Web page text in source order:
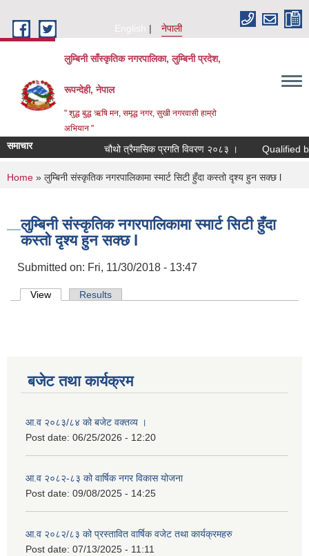
English
नेपाली
लुम्बिनी साँस्कृतिक नगरपालिका, लुम्बिनी प्रदेश,
रूपन्देही, नेपाल
" शुद्ध बुद्ध ऋषि मन, समृद्ध नगर, सुखी नगरवासी हाम्रो
अभियान "
समाचार चौथो त्रैमासिक प्रगति विवरण २०८३ । Qualified
You are here
Home » लुम्बिनी संस्कृतिक नगरपालिकामा स्मार्ट सिटी हुँदा कस्तो दृश्य हुन सक्छ l
लुम्बिनी संस्कृतिक नगरपालिकामा स्मार्ट सिटी हुँदा
कस्तो दृश्य हुन सक्छ l
Submitted on: Fri, 11/30/2018 - 13:47
Primary tabs
View (active tab)
Results
बजेट तथा कार्यक्रम
आ.व २०८३/८४ को बजेट वक्तव्य ।
Post date: 06/25/2026 - 12:20
आ.व २०८२-८३ को वार्षिक नगर विकास योजना
Post date: 09/08/2025 - 14:25
आ.व २०८२/८३ को प्रस्तावित वार्षिक वजेट तथा कार्यक्रमहरु
Post date: 07/13/2025 - 11:11